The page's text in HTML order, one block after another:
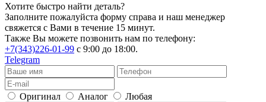
Хотите быстро найти деталь?
Заполните пожалуйста форму справа и наш менеджер
свяжется с Вами в течение 15 минут.
Также Вы можете позвонить нам по телефону:
+7(343)226-01-99 с 9:00 до 18:00.
Telegram
Оригинал Аналог Любая